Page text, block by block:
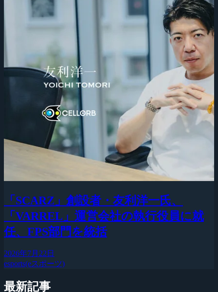
「SCARZ」創設者・友利洋一氏、
「VARREL」運営会社の執行役員に就
任、FPS部門を統括
2026年7月22日
esports(eスポーツ)
最新記事